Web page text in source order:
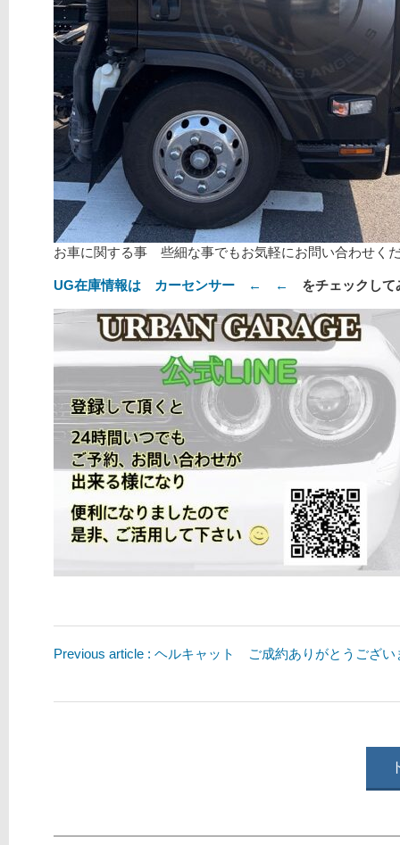
お車に関する事 些細な事でもお気軽にお問い合わせく
UG在庫情報は カーセンサー ← ← をチェックし
Previous article : ヘルキャット ご成約ありがとうござい